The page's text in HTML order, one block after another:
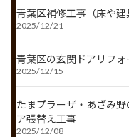
青葉区補修工事（床や建
2025/12/21
青葉区の玄関ドアリフォ
2025/12/15
たまプラーザ・あざみ
ア張替え工事
2025/12/08